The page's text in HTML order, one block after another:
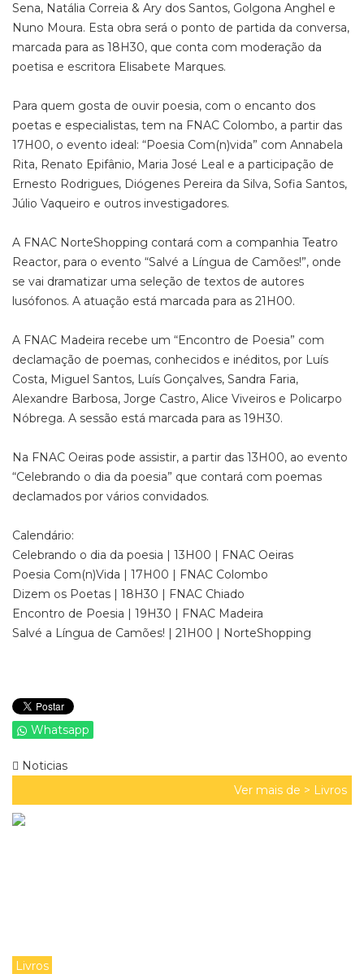
Sena, Natália Correia & Ary dos Santos, Golgona Anghel e
Nuno Moura. Esta obra será o ponto de partida da conversa,
marcada para as 18H30, que conta com moderação da
poetisa e escritora Elisabete Marques.
Para quem gosta de ouvir poesia, com o encanto dos
poetas e especialistas, tem na FNAC Colombo, a partir das
17H00, o evento ideal: “Poesia Com(n)vida” com Annabela
Rita, Renato Epifânio, Maria José Leal e a participação de
Ernesto Rodrigues, Diógenes Pereira da Silva, Sofia Santos,
Júlio Vaqueiro e outros investigadores.
A FNAC NorteShopping contará com a companhia Teatro
Reactor, para o evento “Salvé a Língua de Camões!”, onde
se vai dramatizar uma seleção de textos de autores
lusófonos. A atuação está marcada para as 21H00.
A FNAC Madeira recebe um “Encontro de Poesia” com
declamação de poemas, conhecidos e inéditos, por Luís
Costa, Miguel Santos, Luís Gonçalves, Sandra Faria,
Alexandre Barbosa, Jorge Castro, Alice Viveiros e Policarpo
Nóbrega. A sessão está marcada para as 19H30.
Na FNAC Oeiras pode assistir, a partir das 13H00, ao evento
“Celebrando o dia da poesia” que contará com poemas
declamados por vários convidados.
Calendário:
Celebrando o dia da poesia | 13H00 | FNAC Oeiras
Poesia Com(n)Vida | 17H00 | FNAC Colombo
Dizem os Poetas | 18H30 | FNAC Chiado
Encontro de Poesia | 19H30 | FNAC Madeira
Salvé a Língua de Camões! | 21H00 | NorteShopping
Whatsapp
Noticias
Ver mais de > Livros
Livros